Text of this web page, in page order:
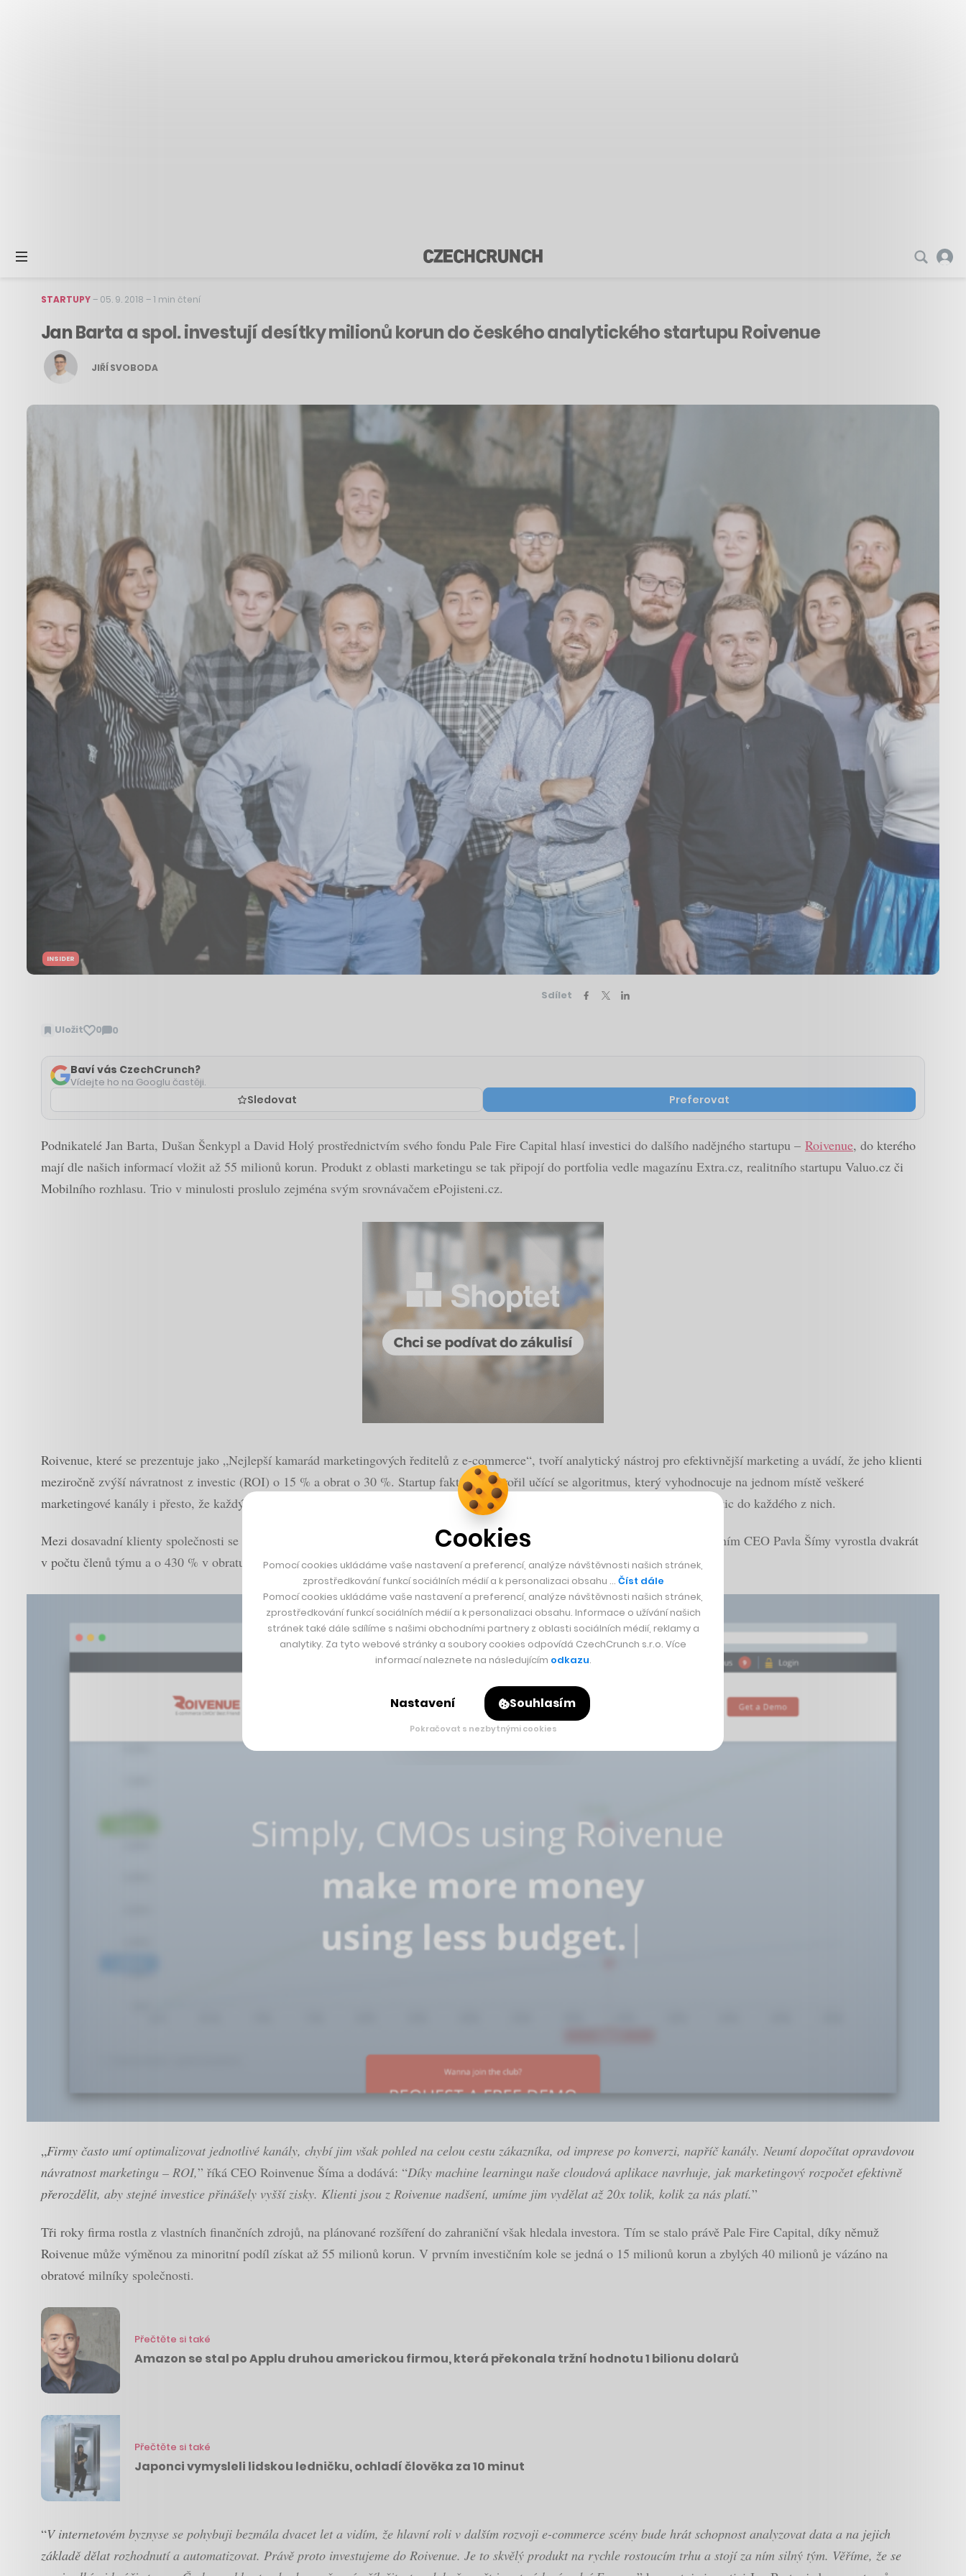
STARTUPY– 05. 9. 2018 –1 min čtení
Jan Barta a spol. investují desítky milionů korun do českého analytického startupu Roivenue
JIŘÍ SVOBODA
INSIDER
Sdílet
Uložit 0 0
Zobrazit
Baví vás CzechCrunch?
Vídejte ho na Googlu častěji.
Sledovat Preferovat
Podnikatelé Jan Barta, Dušan Šenkypl a David Holý prostřednictvím svého fondu Pale Fire Capital hlasí investici do dalšího nadějného startupu – Roivenue, do kterého
mají dle našich informací vložit až 55 milionů korun. Produkt z oblasti marketingu se tak připojí do portfolia vedle magazínu Extra.cz, realitního startupu Valuo.cz či
Mobilního rozhlasu. Trio v minulosti proslulo zejména svým srovnávačem ePojisteni.cz.
Roivenue, které se prezentuje jako „Nejlepší kamarád marketingových ředitelů z e-commerce“, tvoří analytický nástroj pro efektivnější marketing a uvádí, že jeho klienti
meziročně zvýší návratnost z investic (ROI) o 15 % a obrat o 30 %. Startup fakticky vytvořil učící se algoritmus, který vyhodnocuje na jednom místě veškeré
marketingové kanály i přesto, že každý z nich využívá vlastní měření. Dokáže je porovnat mezi sebou a zhodnotit návratnost investic do každého z nich.
Mezi dosavadní klienty společnosti se řadí například AXA, Slevomat, Pandora nebo Notino. I díky nim meziročně firma pod vedením CEO Pavla Šímy vyrostla dvakrát
v počtu členů týmu a o 430 % v obratu.
„Firmy často umí optimalizovat jednotlivé kanály, chybí jim však pohled na celou cestu zákazníka, od imprese po konverzi, napříč kanály. Neumí dopočítat opravdovou
návratnost marketingu – ROI,” říká CEO Roinvenue Šíma a dodává: “Díky machine learningu naše cloudová aplikace navrhuje, jak marketingový rozpočet efektivně
přerozdělit, aby stejné investice přinášely vyšší zisky. Klienti jsou z Roivenue nadšení, umíme jim vydělat až 20x tolik, kolik za nás platí.”
Tři roky firma rostla z vlastních finančních zdrojů, na plánované rozšíření do zahraniční však hledala investora. Tím se stalo právě Pale Fire Capital, díky němuž
Roivenue může výměnou za minoritní podíl získat až 55 milionů korun. V prvním investičním kole se jedná o 15 milionů korun a zbylých 40 milionů je vázáno na
obratové milníky společnosti.
Přečtěte si také
Amazon se stal po Applu druhou americkou firmou, která překonala tržní hodnotu 1 bilionu dolarů
Přečtěte si také
Japonci vymysleli lidskou ledničku, ochladí člověka za 10 minut
“V internetovém byznyse se pohybuji bezmála dvacet let a vidím, že hlavní roli v dalším rozvoji e-commerce scény bude hrát schopnost analyzovat data a na jejich
základě dělat rozhodnutí a automatizovat. Právě proto investujeme do Roivenue. Je to skvělý produkt na rychle rostoucím trhu a stojí za ním silný tým. Věříme, že se
Cookies
Pomocí cookies ukládáme vaše nastavení a preferencí, analýze návštěvnosti našich stránek,
zprostředkování funkcí sociálních médií a k personalizaci obsahu … Číst dále
Pomocí cookies ukládáme vaše nastavení a preferencí, analýze návštěvnosti našich stránek,
zprostředkování funkcí sociálních médií a k personalizaci obsahu. Informace o užívání našich
stránek také dále sdílíme s našimi obchodními partnery z oblasti sociálních médií, reklamy a
analytiky. Za tyto webové stránky a soubory cookies odpovídá CzechCrunch s.r.o. Více
informací naleznete na následujícím odkazu.
Nastavení Souhlasím
Pokračovat s nezbytnými cookies